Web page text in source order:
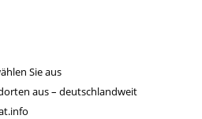
Sie aus
aus – deutschlandweit